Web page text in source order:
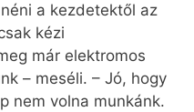
a kezdetektől az
kézi
már elektromos
– meséli. – Jó, hogy
nem volna munkánk.